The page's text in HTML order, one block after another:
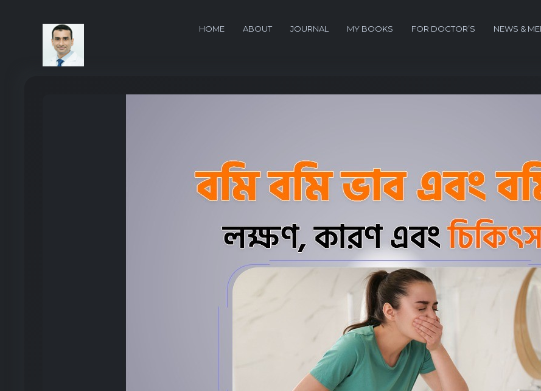
HOME ABOUT JOURNAL MY BOOKS FOR DOCTOR’S NEWS &